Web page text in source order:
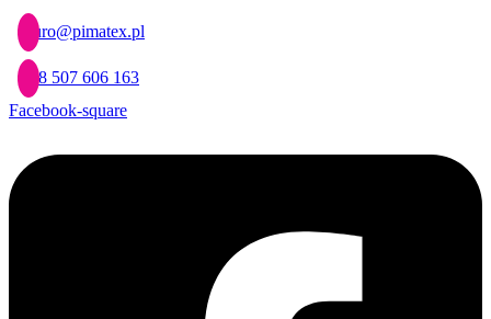
Przejdź
do
treści
biuro@pimatex.pl
+48 507 606 163
Facebook-square